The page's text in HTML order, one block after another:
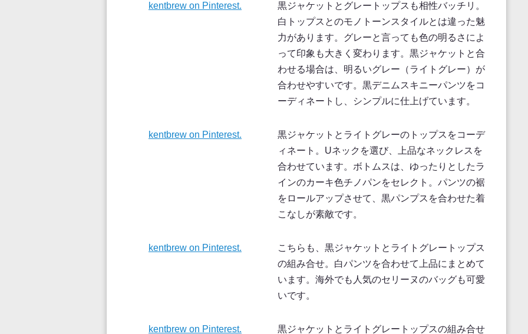
kentbrew on Pinterest.
黒ジャケットとグレートップスも相性バッチリ。
白トップスとのモノトーンスタイルとは違った魅
力があります。グレーと言っても色の明るさによ
って印象も大きく変わります。黒ジャケットと合
わせる場合は、明るいグレー（ライトグレー）が
合わせやすいです。黒デニムスキニーパンツをコ
ーディネートし、シンプルに仕上げています。
kentbrew on Pinterest.
黒ジャケットとライトグレーのトップスをコーデ
ィネート。Uネックを選び、上品なネックレスを
合わせています。ボトムスは、ゆったりとしたラ
インのカーキ色チノパンをセレクト。パンツの裾
をロールアップさせて、黒パンプスを合わせた着
こなしが素敵です。
kentbrew on Pinterest.
こちらも、黒ジャケットとライトグレートップス
の組み合せ。白パンツを合わせて上品にまとめて
います。海外でも人気のセリーヌのバッグも可愛
いです。
kentbrew on Pinterest.
黒ジャケットとライトグレートップスの組み合せ